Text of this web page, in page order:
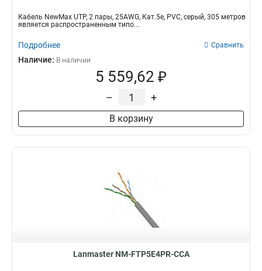
Кабель NewMax UTP, 2 пары, 25AWG, Кат.5e, PVC, серый, 305 метров
является распространенным типо...
Подробнее Сравнить
Наличие: В наличии
5 559,62 ₽
– +
В корзину
Lanmaster NM-FTP5E4PR-CCA